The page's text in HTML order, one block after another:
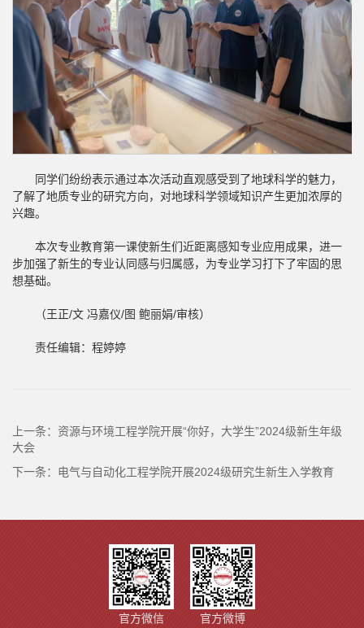
同学们纷纷表示通过本次活动直观感受到了地球科学的魅力，
了解了地质专业的研究方向，对地球科学领域知识产生更加浓厚的
兴趣。
本次专业教育第一课使新生们近距离感知专业应用成果，进一
步加强了新生的专业认同感与归属感，为专业学习打下了牢固的思
想基础。
（王正/文 冯嘉仪/图 鲍丽娟/审核）
责任编辑：程婷婷
上一条： 资源与环境工程学院开展“你好，大学生”2024级新生年级
大会
下一条： 电气与自动化工程学院开展2024级研究生新生入学教育
官方微信 官方微博